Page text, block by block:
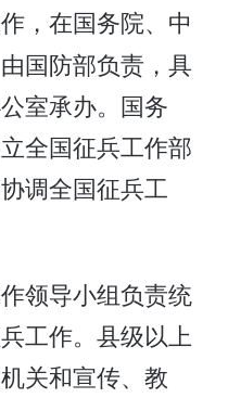
，在国务院、中
国防部负责，具
室承办。国务
全国征兵工作部
调全国征兵工
领导小组负责统
工作。县级以上
关和宣传、教